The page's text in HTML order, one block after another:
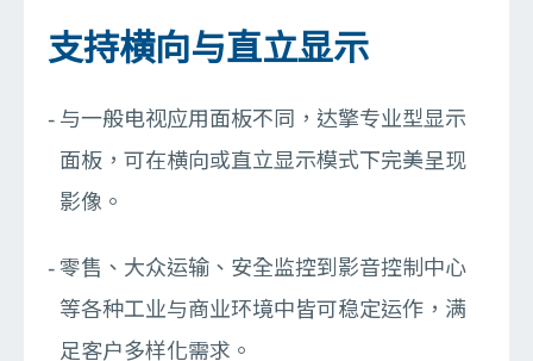
支持横向与直立显示
与一般电视应用面板不同，达擎专业型显示
面板，可在横向或直立显示模式下完美呈现
影像。
零售、大众运输、安全监控到影音控制中心
等各种工业与商业环境中皆可稳定运作，满
足客户多样化需求。